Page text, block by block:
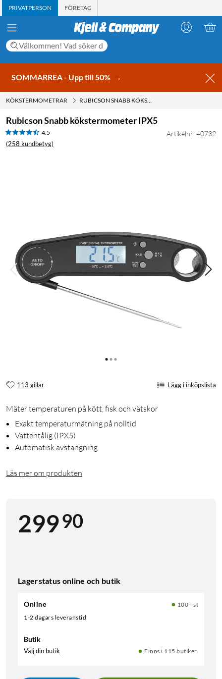
PRIVATPERSON FÖRETAG
SOMMARREA - Upp till 50% →
KÖKSTERMOMETRAR RUBICSON SNABB KÖKSTERMOMETER IPX5
Rubicson Snabb kökstermometer IPX5
4.5
(258 kundbetyg)
Artikelnr: 40732
113 gillar Lägg i inköpslista
Mäter temperaturen på kött, fisk och vätskor
Exakt temperaturmätning på nolltid
Vattentålig (IPX5)
Automatisk avstängning
Läs mer om produkten
29990
Lagerstatus online och butik
Online
100+ st
1-2 dagars leveranstid
Butik
Välj din butik Finns i 115 butiker.